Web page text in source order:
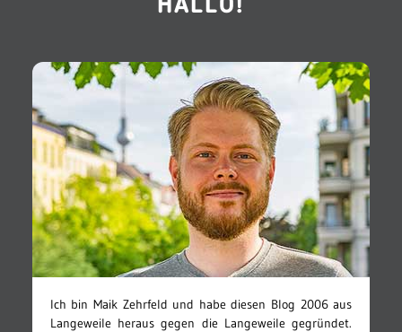
HALLO!
Ich bin Maik Zehrfeld und habe diesen Blog 2006 aus
Langeweile heraus gegen die Langeweile gegründet.